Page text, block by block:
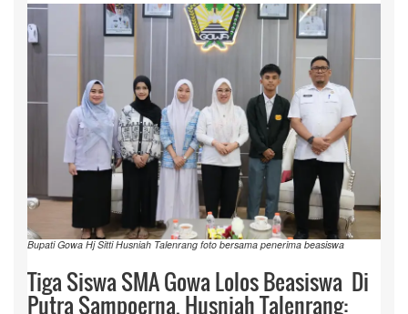
Bupati Gowa Hj Sitti Husniah Talenrang foto bersama penerima beasiswa
Tiga Siswa SMA Gowa Lolos Beasiswa Di
Putra Sampoerna, Husniah Talenrang: